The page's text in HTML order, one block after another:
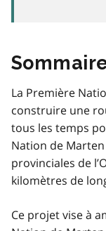
La Première
construire une
tous les temps
Nation de
provinciales de
kilomètres de
Ce projet vise à